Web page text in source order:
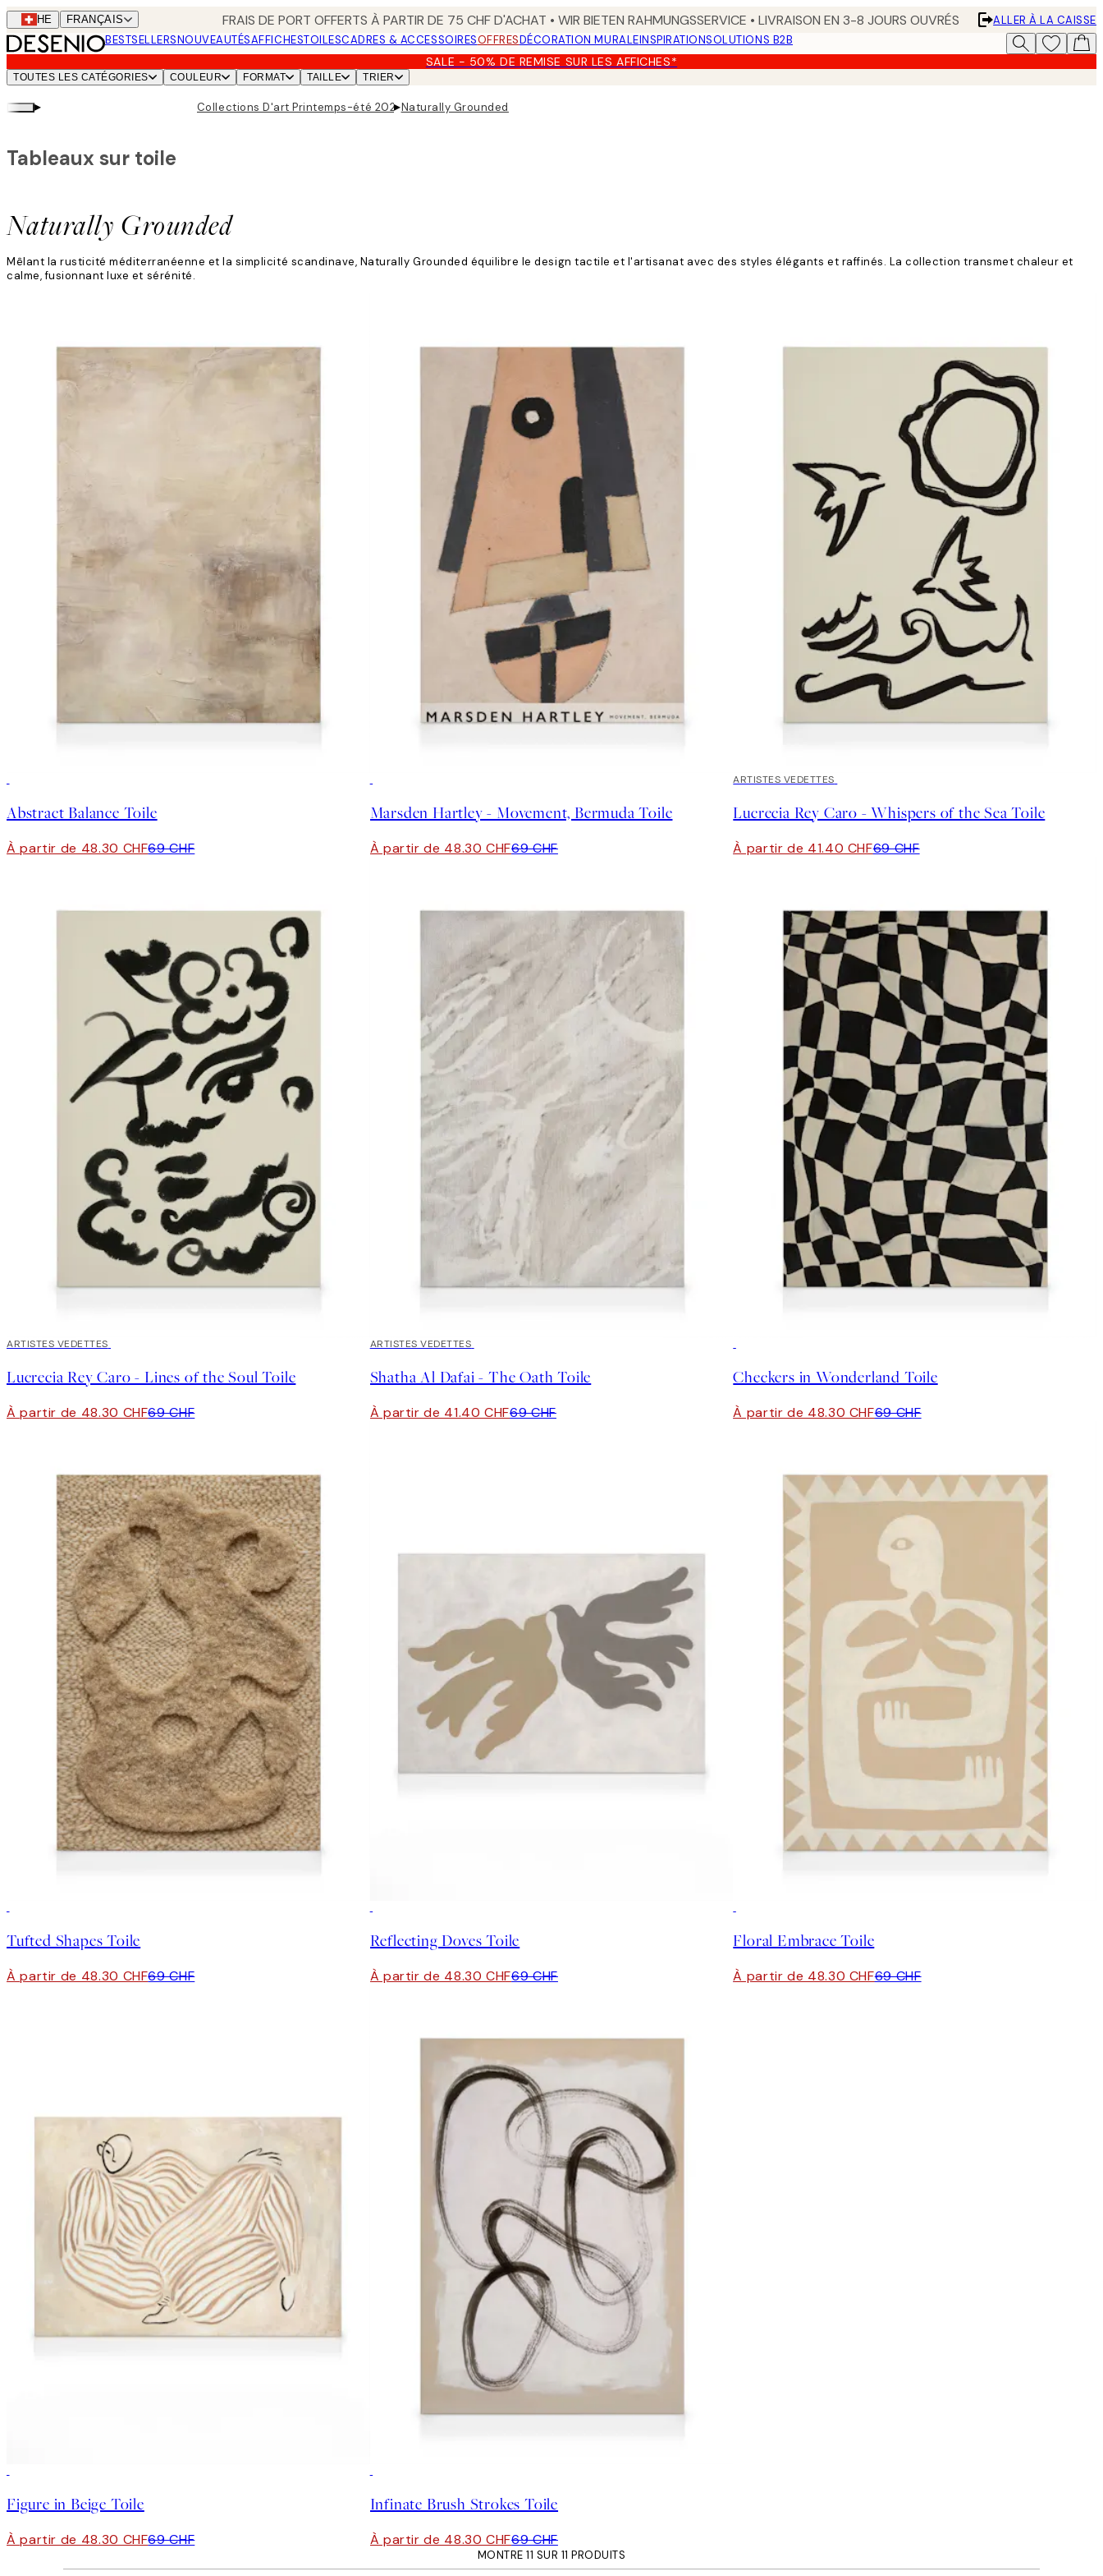
Skip
to
main
content.
CHE FRANÇAIS FRAIS DE PORT OFFERTS À PARTIR DE 75 CHF D'ACHAT • WIR BIETEN RAHMUNGSSERVICE • LIVRAISON EN 3-8 JOURS OUVRÉS
ALLER À LA CAISSE
BESTSELLERSNOUVEAUTÉSAFFICHESTOILESCADRES & ACCESSOIRESOFFRESDÉCORATION MURALEINSPIRATIONSOLUTIONS B2B
SALE - 50% DE REMISE SUR LES AFFICHES*
TOUTES LES CATÉGORIES COULEUR FORMAT TAILLE TRIER
▸ Collections D'art Printemps-été 2025
▸Naturally Grounded
Naturally Grounded
Tableaux sur toile
Mêlant la rusticité méditerranéenne et la simplicité scandinave, Naturally Grounded équilibre le design tactile et l'artisanat avec des styles élégants et raffinés. La collection transmet chaleur et
calme, fusionnant luxe et sérénité.
Abstract Balance Toile
À partir de 48.30 CHF69 CHF
Marsden Hartley - Movement, Bermuda Toile
À partir de 48.30 CHF69 CHF
40%*
ARTISTES VEDETTES
Lucrecia Rey Caro - Whispers of the Sea Toile
À partir de 41.40 CHF69 CHF
30%*
ARTISTES VEDETTES
Lucrecia Rey Caro - Lines of the Soul Toile
À partir de 48.30 CHF69 CHF
40%*
ARTISTES VEDETTES
Shatha Al Dafai - The Oath Toile
À partir de 41.40 CHF69 CHF
Checkers in Wonderland Toile
À partir de 48.30 CHF69 CHF
Tufted Shapes Toile
À partir de 48.30 CHF69 CHF
Reflecting Doves Toile
À partir de 48.30 CHF69 CHF
Floral Embrace Toile
À partir de 48.30 CHF69 CHF
Figure in Beige Toile
À partir de 48.30 CHF69 CHF
Infinate Brush Strokes Toile
À partir de 48.30 CHF69 CHF
MONTRE 11 SUR 11 PRODUITS